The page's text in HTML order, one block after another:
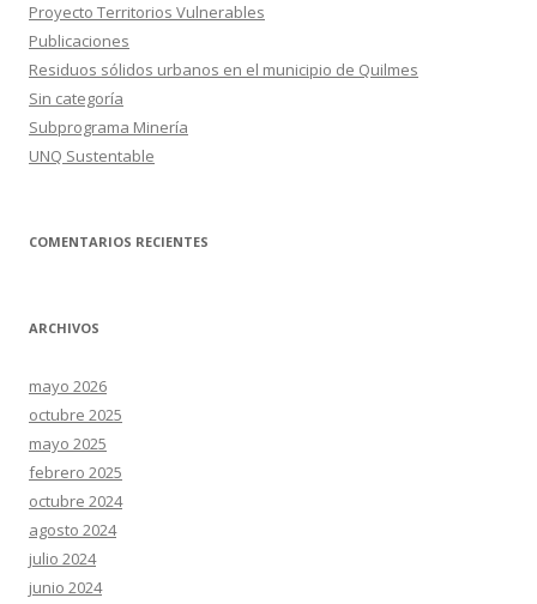
Proyecto Territorios Vulnerables
Publicaciones
Residuos sólidos urbanos en el municipio de Quilmes
Sin categoría
Subprograma Minería
UNQ Sustentable
COMENTARIOS RECIENTES
ARCHIVOS
mayo 2026
octubre 2025
mayo 2025
febrero 2025
octubre 2024
agosto 2024
julio 2024
junio 2024